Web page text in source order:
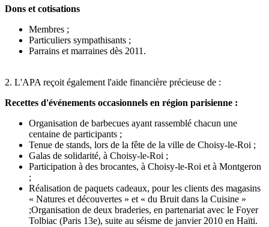
Dons et cotisations
Membres ;
Particuliers sympathisants ;
Parrains et marraines dès 2011.
2. L'APA reçoit également l'aide financière précieuse de :
Recettes d'événements occasionnels en région parisienne :
Organisation de barbecues ayant rassemblé chacun une
centaine de participants ;
Tenue de stands, lors de la fête de la ville de Choisy-le-Roi ;
Galas de solidarité, à Choisy-le-Roi ;
Participation à des brocantes, à Choisy-le-Roi et à Montgeron
;
Réalisation de paquets cadeaux, pour les clients des magasins
« Natures et découvertes » et « du Bruit dans la Cuisine »
;Organisation de deux braderies, en partenariat avec le Foyer
Tolbiac (Paris 13e), suite au séisme de janvier 2010 en Haïti.